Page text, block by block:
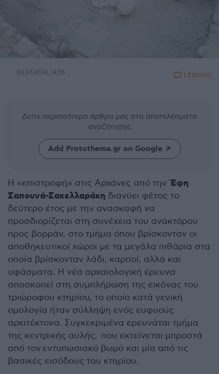
03.07.2024, 14:55 1 ΣΧΟΛΙΟ
Δείτε περισσότερα άρθρα μας στα αποτελέσματα
αναζήτησης
Add Protothema.gr on Google
Η «επιστροφή» στις Αρχάνες από την Έφη
Σαπουνά-Σακελλαράκη διανύει φέτος το
δεύτερο έτος με την ανασκαφή να
προσδιορίζεται στη συνέχεια του ανακτόρου
προς βορράν, στο τμήμα όπου βρίσκονταν οι
αποθηκευτικοί χώροι με τα μεγάλα πιθάρια στα
οποία βρίσκονταν λάδι, καρποί, αλλά και
υφάσματα. Η νέα αρχαιολογική έρευνα
αποσκοπεί στη συμπλήρωση της εικόνας του
τριώροφου κτηρίου, το οποίο κατά γενική
ομολογία ήταν σύλληψη ενός ευφυούς
αρχιτέκτονα. Συγκεκριμένα ερευνάται τμήμα
της κεντρικής αυλής, που εκτείνεται μπροστά
από τον εντυπωσιακό βωμό και μία από τις
βασικές εισόδους του κτηρίου.